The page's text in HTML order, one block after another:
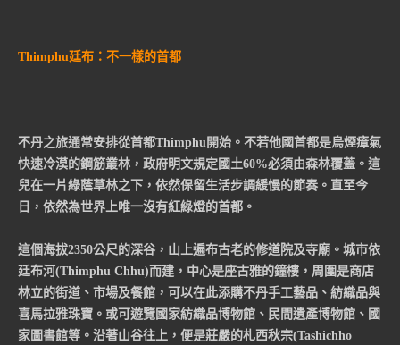
Thimphu廷布：不一樣的首都
不丹之旅通常安排從首都Thimphu開始。不若他國首都是烏煙瘴氣
快速冷漠的鋼筋叢林，政府明文規定國土60%必須由森林覆蓋。這
兒在一片綠蔭草林之下，依然保留生活步調緩慢的節奏。直至今
日，依然為世界上唯一沒有紅綠燈的首都。
這個海拔2350公尺的深谷，山上遍布古老的修道院及寺廟。城市依
廷布河(Thimphu Chhu)而建，中心是座古雅的鐘樓，周圍是商店
林立的街道、市場及餐館，可以在此添購不丹手工藝品、紡織品與
喜馬拉雅珠寶。或可遊覽國家紡織品博物館、民間遺產博物館、國
家圖書館等。沿著山谷往上，便是莊嚴的札西秋宗(Tashichho